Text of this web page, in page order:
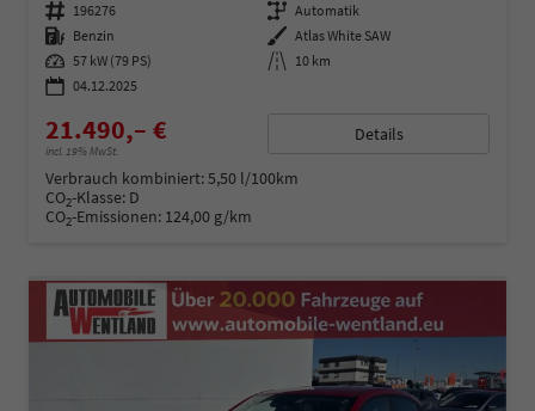
Fahrzeugnummer 196276 Getriebe Automatik
Kraftstoff Benzin Außenfarbe Atlas White SAW
Leistung 57 kW (79 PS) Kilometerstand 10 km
04.12.2025
21.490,– €
incl. 19% MwSt.
Details
Verbrauch kombiniert:5,50 l/100km
CO2-Klasse: D
CO2-Emissionen: 124,00 g/km